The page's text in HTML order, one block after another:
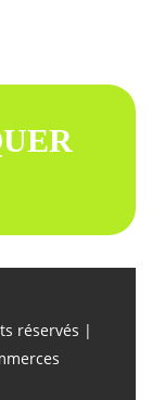
réservés |